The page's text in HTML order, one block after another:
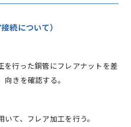
続について）
を行った銅管にフレアナットを差
きを確認する。
て、フレア加工を行う。